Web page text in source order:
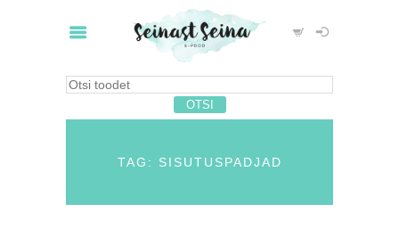
TAG: SISUTUSPADJAD